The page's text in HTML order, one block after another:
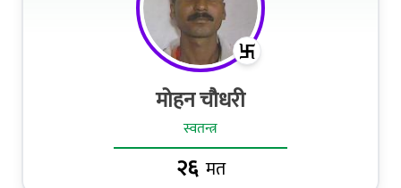
मोहन चौधरी
स्वतन्त्र
२६ मत